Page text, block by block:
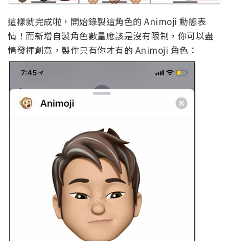
這樣就完成啦，開始錄製這角色的 Animoji 動態表
情！而新增自製角色數量應該是沒有限制，你可以盡
情發揮創意，製作只有你才有的 Animoji 角色：